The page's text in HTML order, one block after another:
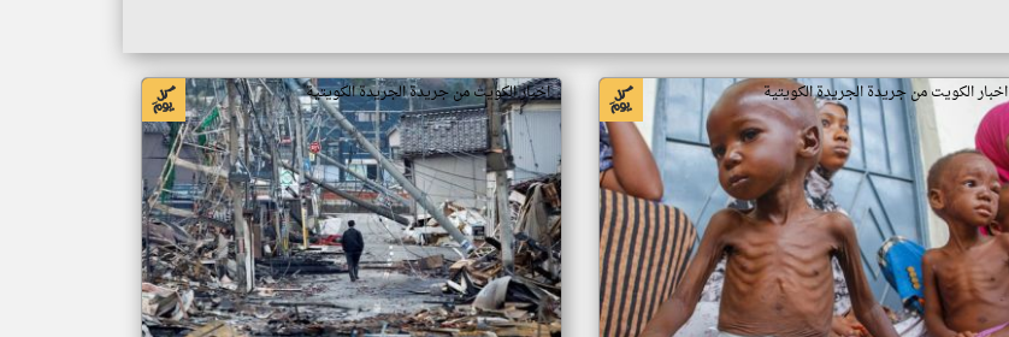
اخبار الكويت من جريدة الجريدة الكويتية اخبار الكويت من جريدة الجريدة الكويتية